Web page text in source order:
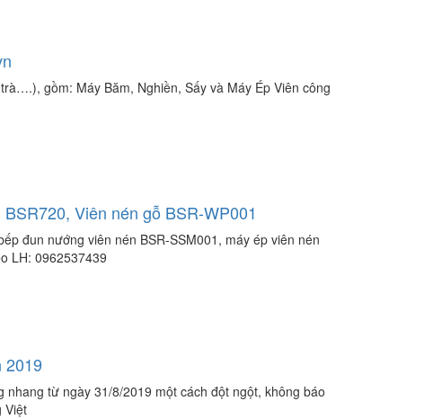
gồm: Máy Băm, Nghiền, Sấy và Máy Ép Viên công
Viên nén gỗ BSR-WP001
đun nướng viên nén BSR-SSM001, máy ép viên nén
LH: 0962537439
2019
nhang từ ngày 31/8/2019 một cách đột ngột, không báo
Việt